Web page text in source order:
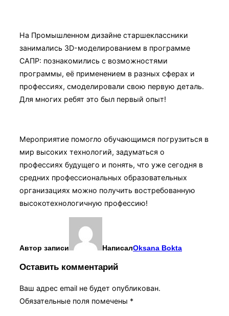
На Промышленном дизайне старшеклассники
занимались 3D-моделированием в программе
САПР: познакомились с возможностями
программы, её применением в разных сферах и
профессиях, смоделировали свою первую деталь.
Для многих ребят это был первый опыт!
Мероприятие помогло обучающимся погрузиться в
мир высоких технологий, задуматься о
профессиях будущего и понять, что уже сегодня в
средних профессиональных образовательных
организациях можно получить востребованную
высокотехнологичную профессию!
Автор записи НаписалOksana Bokta
Оставить комментарий
Ваш адрес email не будет опубликован.
Обязательные поля помечены *